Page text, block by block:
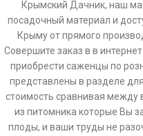
Крымский Дачник, наш
посадочный материал и
Крыму от прямого
Совершите заказ в в
приобрести саженцы по
представлены в разделе
стоимость сравнивая
из питомника которые Вы
плоды, и ваши труды не